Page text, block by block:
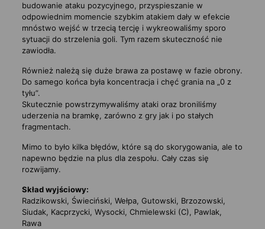
budowanie ataku pozycyjnego, przyspieszanie w
odpowiednim momencie szybkim atakiem dały w efekcie
mnóstwo wejść w trzecią tercję i wykreowaliśmy sporo
sytuacji do strzelenia goli. Tym razem skuteczność nie
zawiodła.
Również należą się duże brawa za postawę w fazie obrony.
Do samego końca była koncentracja i chęć grania na „0 z
tyłu”.
Skutecznie powstrzymywaliśmy ataki oraz broniliśmy
uderzenia na bramkę, zarówno z gry jak i po stałych
fragmentach.
Mimo to było kilka błędów, które są do skorygowania, ale to
napewno będzie na plus dla zespołu. Cały czas się
rozwijamy.
Skład wyjściowy:
Radzikowski, Świeciński, Wełpa, Gutowski, Brzozowski,
Siudak, Kacprzycki, Wysocki, Chmielewski (C), Pawlak,
Rawa